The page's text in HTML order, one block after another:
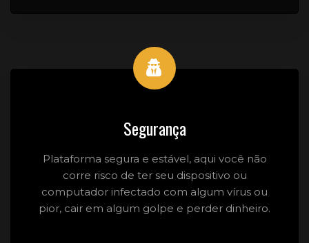
Segurança
Plataforma segura e estável, aqui você não
corre risco de ter seu dispositivo ou
computador infectado com algum vírus ou
pior, cair em algum golpe e perder dinheiro.